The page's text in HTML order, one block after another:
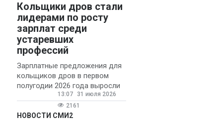
Кольщики дров стали
лидерами по росту
зарплат среди
устаревших
профессий
Зарплатные предложения для
кольщиков дров в первом
полугодии 2026 года выросли
на 58% - 62 тысяч рублей в
месяц, сообщает агентство
«Прайм».
13:07
31 июля 2026
2161
НОВОСТИ СМИ2